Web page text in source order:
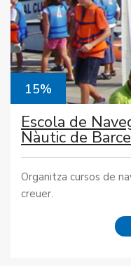
15%
Escola de
Nàutic de
Organitza cursos de
creuer.